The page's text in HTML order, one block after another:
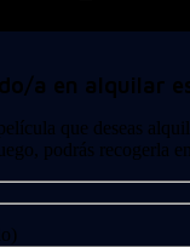
a en alquilar
que deseas
podrás recogerla